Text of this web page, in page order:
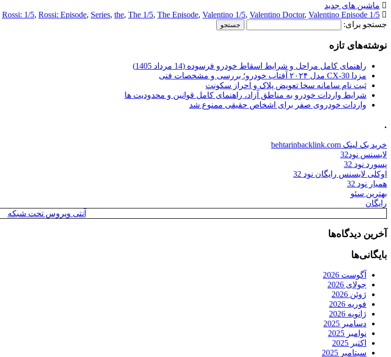
ماشین های جدید
1/5 Doctor
Rossi: 1/5, Rossi: Episode, Series, the, The 1/5, The Episode, Valentino 1/5, Valentino Doctor, Valentino Episode
جستجو برای:
نوشته‌های تازه
راهنمای کامل مراحل و شرایط اسقاط خودرو فرسوده (14 مرداد 1405)
مزدا CX-30 مدل ۲۰۲۴ آفتاب خودرو؛ بررسی و مشخصات فنی
ثبت نام سامانه سخا تعویض پلاک و احراز سکونت
شرایط واردات خودرو به مناطق آزاد، راهنمای کامل قوانین و محدودیت ها
واردات خودروی صفر برای اشخاص حقیقی ممنوع شد
.
خرید بک لینک behtarinbacklink.com
لایسنس نود32
پسورد نود 32
اوکلی لایسنس رایگان نود 32
همیار نود 32
بهترین سئو
رایگان
آنتی ویروس تحت شبکه
آخرین دیدگاه‌ها
بایگانی‌ها
آگوست 2026
جولای 2026
ژوئن 2026
فوریه 2026
ژانویه 2026
دسامبر 2025
نوامبر 2025
اکتبر 2025
سپتامبر 2025